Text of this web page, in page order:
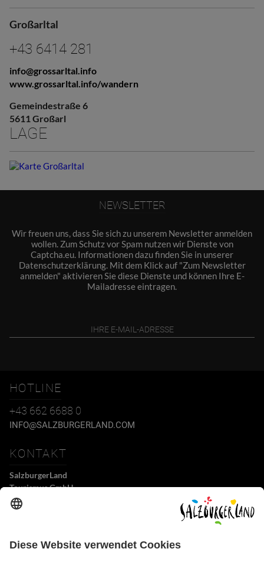
Großarltal
+43 6414 281
info@grossarltal.info
www.grossarltal.info/wandern
Gemeindestraße 6
5611 Großarl
LAGE
NEWSLETTER
Wir freuen uns, dass Sie sich zu unserem Newsletter anmelden
wollen. Zum Schutz vor Spam nutzen wir Dienste von
Captcha.eu. Informationen dazu finden Sie in unserer
Datenschutzerklärung. Mit dem Klick auf "Zum Newsletter
anmelden" aktivieren Sie diese Dienste und können Ihre E-
Mailadresse eintragen.
HOTLINE
+43 662 6688 0
INFO@SALZBURGERLAND.COM
KONTAKT
SalzburgerLand
Tourismus GmbH
Wiener Bundesstraße 23
info@salzburgerland.com